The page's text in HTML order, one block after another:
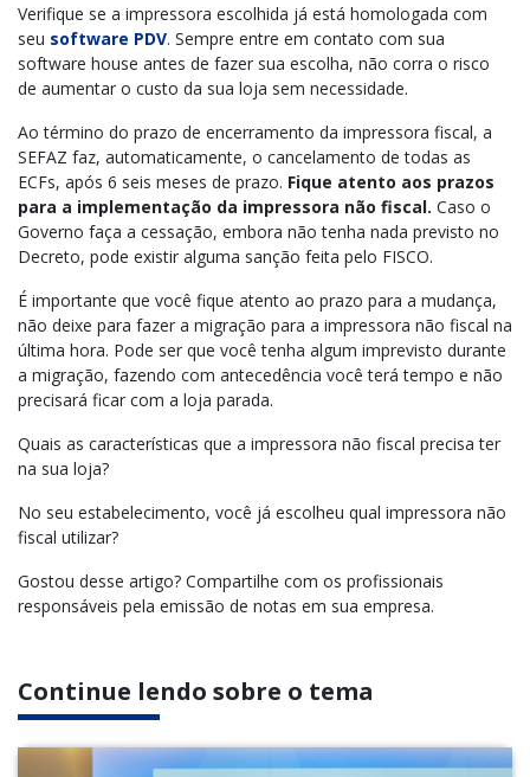
Verifique se a impressora escolhida já está homologada com
seu software PDV. Sempre entre em contato com sua
software house antes de fazer sua escolha, não corra o risco
de aumentar o custo da sua loja sem necessidade.
Ao término do prazo de encerramento da impressora fiscal, a
SEFAZ faz, automaticamente, o cancelamento de todas as
ECFs, após 6 seis meses de prazo. Fique atento aos prazos
para a implementação da impressora não fiscal. Caso o
Governo faça a cessação, embora não tenha nada previsto no
Decreto, pode existir alguma sanção feita pelo FISCO.
É importante que você fique atento ao prazo para a mudança,
não deixe para fazer a migração para a impressora não fiscal na
última hora. Pode ser que você tenha algum imprevisto durante
a migração, fazendo com antecedência você terá tempo e não
precisará ficar com a loja parada.
Quais as características que a impressora não fiscal precisa ter
na sua loja?
No seu estabelecimento, você já escolheu qual impressora não
fiscal utilizar?
Gostou desse artigo? Compartilhe com os profissionais
responsáveis pela emissão de notas em sua empresa.
Continue lendo sobre o tema